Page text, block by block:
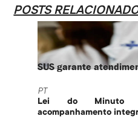
POSTS
SUS garante
PT
Lei do Minuto
acompanhamento